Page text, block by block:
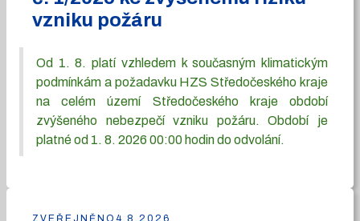
vzniku požáru
Od 1. 8. platí vzhledem k současným klimatickým
podmínkám a požadavku HZS Středočeského kraje
na celém území Středočeského kraje období
zvýšeného nebezpečí vzniku požáru. Období je
platné od 1. 8. 2026 00:00 hodin do odvolání.
ZVEŘEJNĚNO 4.8.2026